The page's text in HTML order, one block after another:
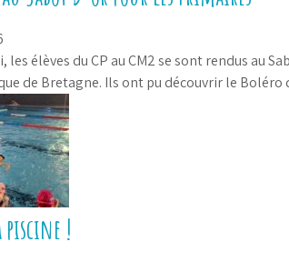
les élèves du CP au CM2 se sont rendus au
de Bretagne. Ils ont pu découvrir le
piscine !